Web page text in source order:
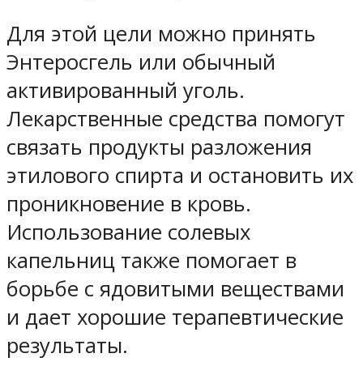
Для этой цели можно принять
Энтеросгель или обычный
активированный уголь.
Лекарственные средства помогут
связать продукты разложения
этилового спирта и остановить их
проникновение в кровь.
Использование солевых
капельниц также помогает в
борьбе с ядовитыми веществами
и дает хорошие терапевтические
результаты.